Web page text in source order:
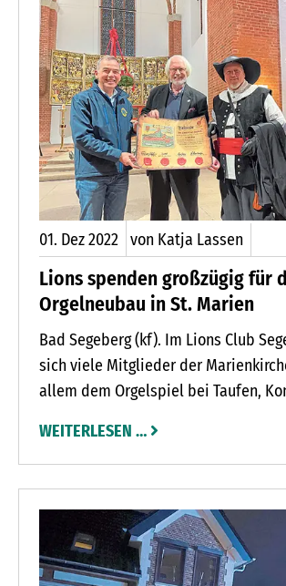
Inhalte näherbringen wollen.
01. Dez2022 von Katja Lassen
Lions spenden großzügig für
Orgelneubau in St. Marien
Bad Segeberg (kf). Im Lions Club
sich viele Mitglieder der
allem dem Orgelspiel bei Taufen,
verbunden. Und so fiel eine schon
Jahren beschlossene und
an den Förderverein Marienkirche
ursprünglich 5.000 Euro jetzt noch
deutlich höher aus.
WEITERLESEN …